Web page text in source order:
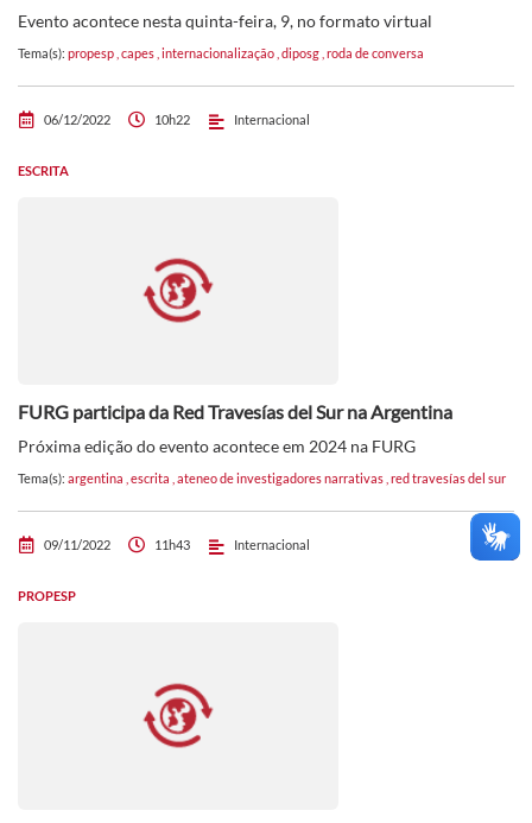
Evento acontece nesta quinta-feira, 9, no formato virtual
Tema(s): propesp capes internacionalização diposg roda de conversa
06/12/2022 10h22 Internacional
ESCRITA
FURG participa da Red Travesías del Sur na Argentina
Próxima edição do evento acontece em 2024 na FURG
Tema(s): argentina escrita ateneo de investigadores narrativas red travesías del sur
09/11/2022 11h43 Internacional
PROPESP